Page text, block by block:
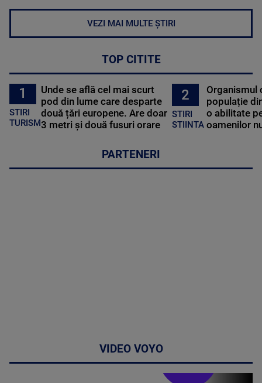
VEZI MAI MULTE ȘTIRI
TOP CITITE
1
STIRI
TURISM
Unde se află cel mai scurt
pod din lume care desparte
două țări europene. Are doar
3 metri și două fusuri orare
2
STIRI
STIINTA
Organismul
populație
o abilitate
oamenilor
PARTENERI
VIDEO VOYO